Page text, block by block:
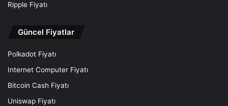
Ripple Fiyatı
Güncel Fiyatlar
Polkadot Fiyatı
Internet Computer Fiyatı
Bitcoin Cash Fiyatı
Uniswap Fiyatı